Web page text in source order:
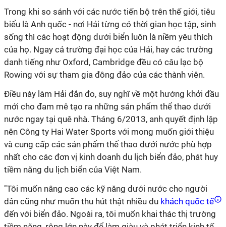
Trong khi so sánh với các nước tiến bộ trên thế giới, tiêu
biểu là Anh quốc - nơi Hải từng có thời gian học tập, sinh
sống thì các hoạt động dưới biển luôn là niềm yêu thích
của họ. Ngay cả trường đại học của Hải, hay các trường
danh tiếng như Oxford, Cambridge đều có câu lạc bộ
Rowing với sự tham gia đông đảo của các thành viên.
Điều này làm Hải đắn đo, suy nghĩ về một hướng khởi đầu
mới cho đam mê tạo ra những sản phẩm thể thao dưới
nước ngay tại quê nhà. Tháng 6/2013, anh quyết định lập
nên Công ty Hai Water Sports với mong muốn giới thiệu
và cung cấp các sản phẩm thể thao dưới nước phù hợp
nhất cho các đơn vị kinh doanh du lịch biển đảo, phát huy
tiềm năng du lịch biển của Việt Nam.
"Tôi muốn nâng cao các kỹ năng dưới nước cho người
dân cũng như muốn thu hút thật nhiều du khách quốc tế
đến với biển đảo. Ngoài ra, tôi muốn khai thác thị trường